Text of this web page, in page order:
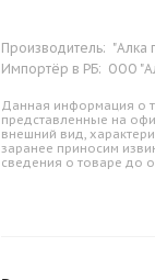
Производитель: "Алка
Импортёр в РБ: ООО
Данная информация о
представленные на
внешний вид,
заранее приносим
сведения о товаре до